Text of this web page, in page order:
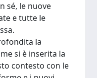
sé, le nuove
e tutte le
la
si è inserita la
contesto con le